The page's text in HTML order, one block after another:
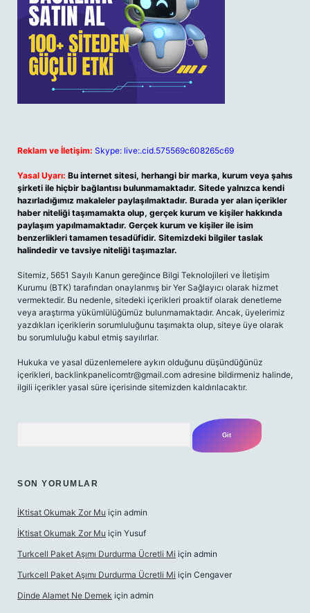
Reklam ve İletişim: Skype: live:.cid.575569c608265c69
Yasal Uyarı: Bu internet sitesi, herhangi bir marka, kurum veya şahıs
şirketi ile hiçbir bağlantısı bulunmamaktadır. Sitede yalnızca kendi
hazırladığımız makaleler paylaşılmaktadır. Burada yer alan içerikler
haber niteliği taşımamakta olup, gerçek kurum ve kişiler hakkında
paylaşım yapılmamaktadır. Gerçek kurum ve kişiler ile isim
benzerlikleri tamamen tesadüfidir. Sitemizdeki bilgiler taslak
halindedir ve tavsiye niteliği taşımazlar.
Sitemiz, 5651 Sayılı Kanun gereğince Bilgi Teknolojileri ve İletişim
Kurumu (BTK) tarafından onaylanmış bir Yer Sağlayıcı olarak hizmet
vermektedir. Bu nedenle, sitedeki içerikleri proaktif olarak denetleme
veya araştırma yükümlülüğümüz bulunmamaktadır. Ancak, üyelerimiz
yazdıkları içeriklerin sorumluluğunu taşımakta olup, siteye üye olarak
bu sorumluluğu kabul etmiş sayılırlar.
Hukuka ve yasal düzenlemelere aykırı olduğunu düşündüğünüz
içerikleri, backlinkpanelicomtr@gmail.com adresine bildirmeniz halinde,
ilgili içerikler yasal süre içerisinde sitemizden kaldırılacaktır.
SON YORUMLAR
İKtisat Okumak Zor Mu için admin
İKtisat Okumak Zor Mu için Yusuf
Turkcell Paket Aşımı Durdurma Ücretli Mi için admin
Turkcell Paket Aşımı Durdurma Ücretli Mi için Cengaver
Dinde Alamet Ne Demek için admin